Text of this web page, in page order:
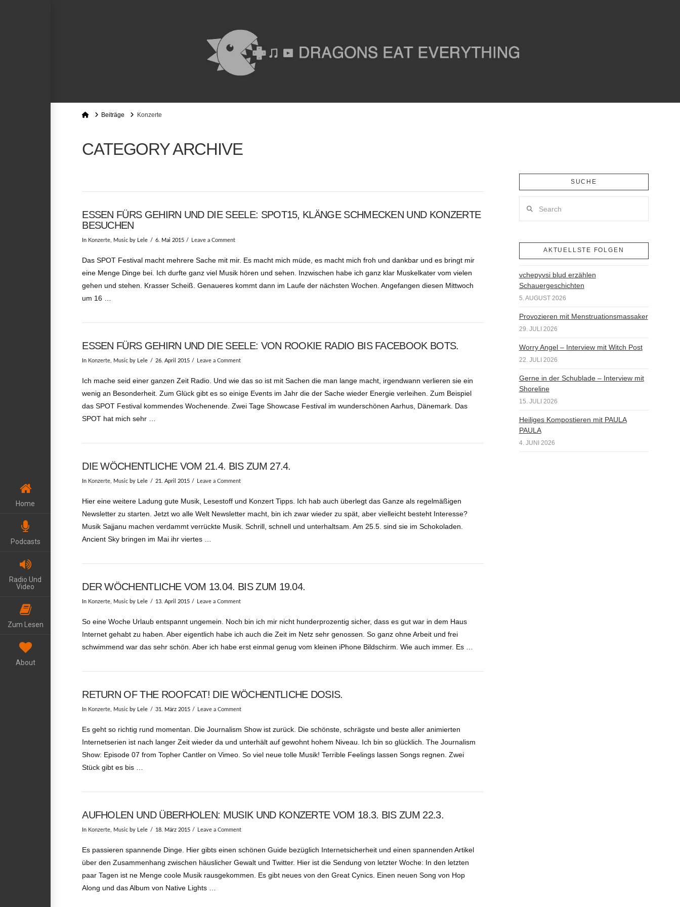
Home
Podcasts
Radio Und
Video
Zum Lesen
About
HomeBeiträge Konzerte
CATEGORY ARCHIVE
ESSEN FÜRS GEHIRN UND DIE SEELE: SPOT15, KLÄNGE SCHMECKEN UND KONZERTE
BESUCHEN
In Konzerte, Music by Lele 6. Mai 2015 Leave a Comment
Das SPOT Festival macht mehrere Sache mit mir. Es macht mich müde, es macht mich froh und dankbar und es bringt mir
eine Menge Dinge bei. Ich durfte ganz viel Musik hören und sehen. Inzwischen habe ich ganz klar Muskelkater vom vielen
gehen und stehen. Krasser Scheiß. Genaueres kommt dann im Laufe der nächsten Wochen. Angefangen diesen Mittwoch
um 16 …
ESSEN FÜRS GEHIRN UND DIE SEELE: VON ROOKIE RADIO BIS FACEBOOK BOTS.
In Konzerte, Music by Lele 26. April 2015 Leave a Comment
Ich mache seid einer ganzen Zeit Radio. Und wie das so ist mit Sachen die man lange macht, irgendwann verlieren sie ein
wenig an Besonderheit. Zum Glück gibt es so einige Events im Jahr die der Sache wieder Energie verleihen. Zum Beispiel
das SPOT Festival kommendes Wochenende. Zwei Tage Showcase Festival im wunderschönen Aarhus, Dänemark. Das
SPOT hat mich sehr …
DIE WÖCHENTLICHE VOM 21.4. BIS ZUM 27.4.
In Konzerte, Music by Lele 21. April 2015 Leave a Comment
Hier eine weitere Ladung gute Musik, Lesestoff und Konzert Tipps. Ich hab auch überlegt das Ganze als regelmäßigen
Newsletter zu starten. Jetzt wo alle Welt Newsletter macht, bin ich zwar wieder zu spät, aber vielleicht besteht Interesse?
Musik Sajjanu machen verdammt verrückte Musik. Schrill, schnell und unterhaltsam. Am 25.5. sind sie im Schokoladen.
Ancient Sky bringen im Mai ihr viertes …
DER WÖCHENTLICHE VOM 13.04. BIS ZUM 19.04.
In Konzerte, Music by Lele 13. April 2015 Leave a Comment
So eine Woche Urlaub entspannt ungemein. Noch bin ich mir nicht hunderprozentig sicher, dass es gut war in dem Haus
Internet gehabt zu haben. Aber eigentlich habe ich auch die Zeit im Netz sehr genossen. So ganz ohne Arbeit und frei
schwimmend war das sehr schön. Aber ich habe erst einmal genug vom kleinen iPhone Bildschirm. Wie auch immer. Es …
RETURN OF THE ROOFCAT! DIE WÖCHENTLICHE DOSIS.
In Konzerte, Music by Lele 31. März 2015 Leave a Comment
Es geht so richtig rund momentan. Die Journalism Show ist zurück. Die schönste, schrägste und beste aller animierten
Internetserien ist nach langer Zeit wieder da und unterhält auf gewohnt hohem Niveau. Ich bin so glücklich. The Journalism
Show: Episode 07 from Topher Cantler on Vimeo. So viel neue tolle Musik! Terrible Feelings lassen Songs regnen. Zwei
Stück gibt es bis …
AUFHOLEN UND ÜBERHOLEN: MUSIK UND KONZERTE VOM 18.3. BIS ZUM 22.3.
In Konzerte, Music by Lele 18. März 2015 Leave a Comment
Es passieren spannende Dinge. Hier gibts einen schönen Guide bezüglich Internetsicherheit und einen spannenden Artikel
über den Zusammenhang zwischen häuslicher Gewalt und Twitter. Hier ist die Sendung von letzter Woche: In den letzten
paar Tagen ist ne Menge coole Musik rausgekommen. Es gibt neues von den Great Cynics. Einen neuen Song von Hop
Along und das Album von Native Lights …
SUCHE
AKTUELLSTE FOLGEN
vchepyvsi blud erzählen
Schauergeschichten
5. AUGUST 2026
Provozieren mit Menstruationsmassaker
29. JULI 2026
Worry Angel – Interview mit Witch Post
22. JULI 2026
Gerne in der Schublade – Interview mit
Shoreline
15. JULI 2026
Heiliges Kompostieren mit PAULA
PAULA
4. JUNI 2026